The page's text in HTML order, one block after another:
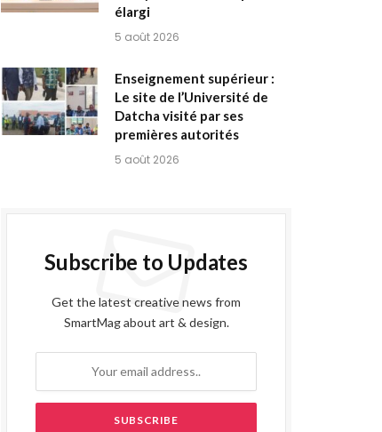
élargi
5 août 2026
Enseignement supérieur :
Le site de l’Université de
Datcha visité par ses
premières autorités
5 août 2026
Subscribe to Updates
Get the latest creative news from
SmartMag about art & design.